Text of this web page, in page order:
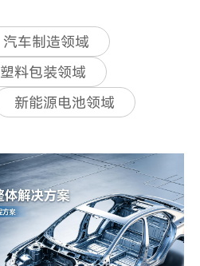
汽车制造领域
塑料包装领域
新能源电池领域